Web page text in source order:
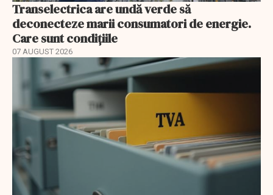
Transelectrica are undă verde să
deconecteze marii consumatori de energie.
Care sunt condițiile
07 AUGUST 2026